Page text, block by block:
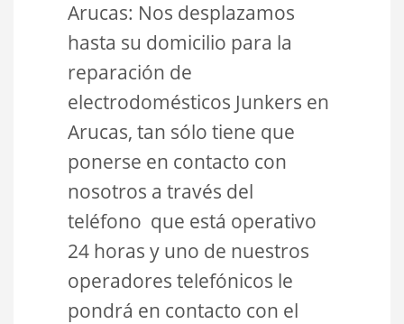
Arucas: Nos desplazamos
hasta su domicilio para la
reparación de
electrodomésticos Junkers en
Arucas, tan sólo tiene que
ponerse en contacto con
nosotros a través del
teléfono que está operativo
24 horas y uno de nuestros
operadores telefónicos le
pondrá en contacto con el